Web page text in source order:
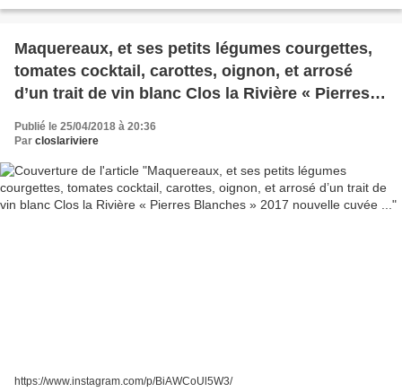
Maquereaux, et ses petits légumes courgettes,
tomates cocktail, carottes, oignon, et arrosé
d’un trait de vin blanc Clos la Rivière « Pierres
Blanches » 2017 nouvelle cuvée ...
Publié le 25/04/2018 à 20:36
Par closlariviere
https://www.instagram.com/p/BiAWCoUl5W3/